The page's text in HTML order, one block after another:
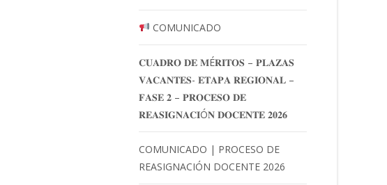
COMUNICADO
𝐂𝐔𝐀𝐃𝐑𝐎 𝐃𝐄 𝐌É𝐑𝐈𝐓𝐎𝐒 – 𝐏𝐋𝐀𝐙𝐀𝐒
𝐕𝐀𝐂𝐀𝐍𝐓𝐄𝐒- 𝐄𝐓𝐀𝐏𝐀 𝐑𝐄𝐆𝐈𝐎𝐍𝐀𝐋 –
𝐅𝐀𝐒𝐄 𝟐 – 𝐏𝐑𝐎𝐂𝐄𝐒𝐎 𝐃𝐄
𝐑𝐄𝐀𝐒𝐈𝐆𝐍𝐀𝐂𝐈Ó𝐍 𝐃𝐎𝐂𝐄𝐍𝐓𝐄 𝟐𝟎𝟐𝟔
COMUNICADO | PROCESO DE
REASIGNACIÓN DOCENTE 2026